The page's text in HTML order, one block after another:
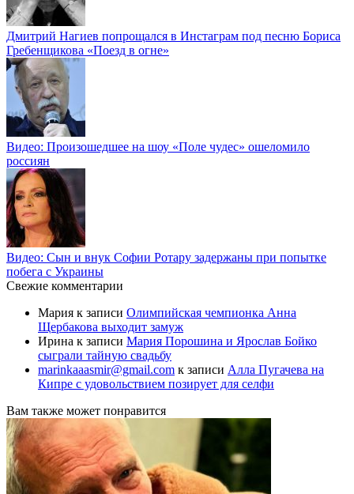
Дмитрий Нагиев попрощался в Инстаграм под песню Бориса
Гребенщикова «Поезд в огне»
Видео: Произошедшее на шоу «Поле чудес» ошеломило
россиян
Видео: Сын и внук Софии Ротару задержаны при попытке
побега с Украины
Свежие комментарии
Мария к записи Олимпийская чемпионка Анна
Щербакова выходит замуж
Ирина к записи Мария Порошина и Ярослав Бойко
сыграли тайную свадьбу
marinkaaasmir@gmail.com к записи Алла Пугачева на
Кипре с удовольствием позирует для селфи
Вам также может понравится